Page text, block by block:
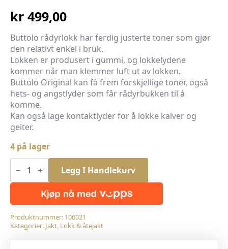
kr 499,00
Buttolo rådyrlokk har ferdig justerte toner som gjør
den relativt enkel i bruk.
Lokken er produsert i gummi, og lokkelydene
kommer når man klemmer luft ut av lokken.
Buttolo Original kan få frem forskjellige toner, også
hets- og angstlyder som får rådyrbukken til å
komme.
Kan også lage kontaktlyder for å lokke kalver og
geiter.
4 på lager
Buttolo
Rådyr
antall
Legg I Handlekurv
Produktnummer: 100021
Kategorier: Jakt, Lokk & åtejakt